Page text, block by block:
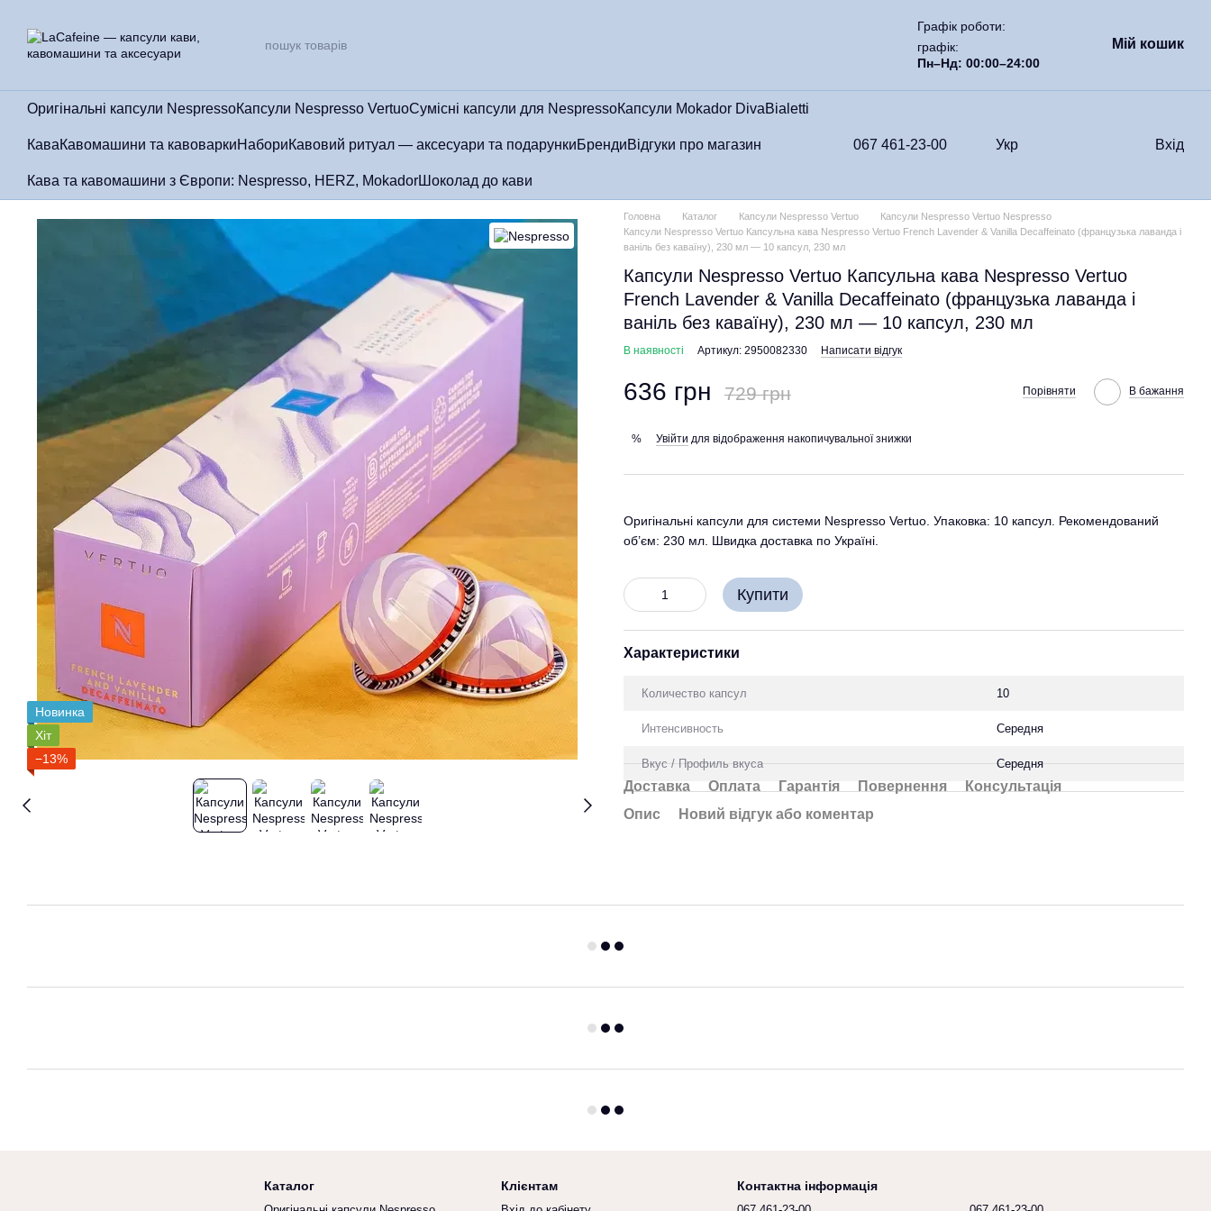
Графік роботи:
графік:
Пн–Нд: 00:00–24:00
Мій кошик
Оригінальні капсули NespressoКапсули Nespresso VertuoСумісні капсули для NespressoКапсули Mokador DivaBialetti
КаваКавомашини та кавоваркиНабориКавовий ритуал — аксесуари та подарункиБрендиВідгуки про магазин
Кава та кавомашини з Європи: Nespresso, HERZ, MokadorШоколад до кави
067 461-23-00 Укр Вхід
Новинка
Хіт
−13%
Головна Каталог Капсули Nespresso Vertuo
Капсули Nespresso Vertuo Nespresso
Капсули Nespresso Vertuo Капсульна кава Nespresso Vertuo French Lavender & Vanilla Decaffeinato (французька лаванда і
ваніль без каваїну), 230 мл — 10 капсул, 230 мл
Капсули Nespresso Vertuo Капсульна кава Nespresso Vertuo
French Lavender & Vanilla Decaffeinato (французька лаванда і
ваніль без каваїну), 230 мл — 10 капсул, 230 мл
В наявності Артикул: 2950082330 Написати відгук
636 грн 729 грн Порівняти В бажання
% Увійти для відображення накопичувальної знижки
Оригінальні капсули для системи Nespresso Vertuo. Упаковка: 10 капсул. Рекомендований
об’єм: 230 мл. Швидка доставка по Україні.
Купити
Характеристики
Количество капсул 10
Интенсивность Середня
Вкус / Профиль вкуса Середня
Доставка Оплата Гарантія Повернення
Консультація
Опис
Новий відгук або коментар
Каталог Клієнтам Контактна інформація